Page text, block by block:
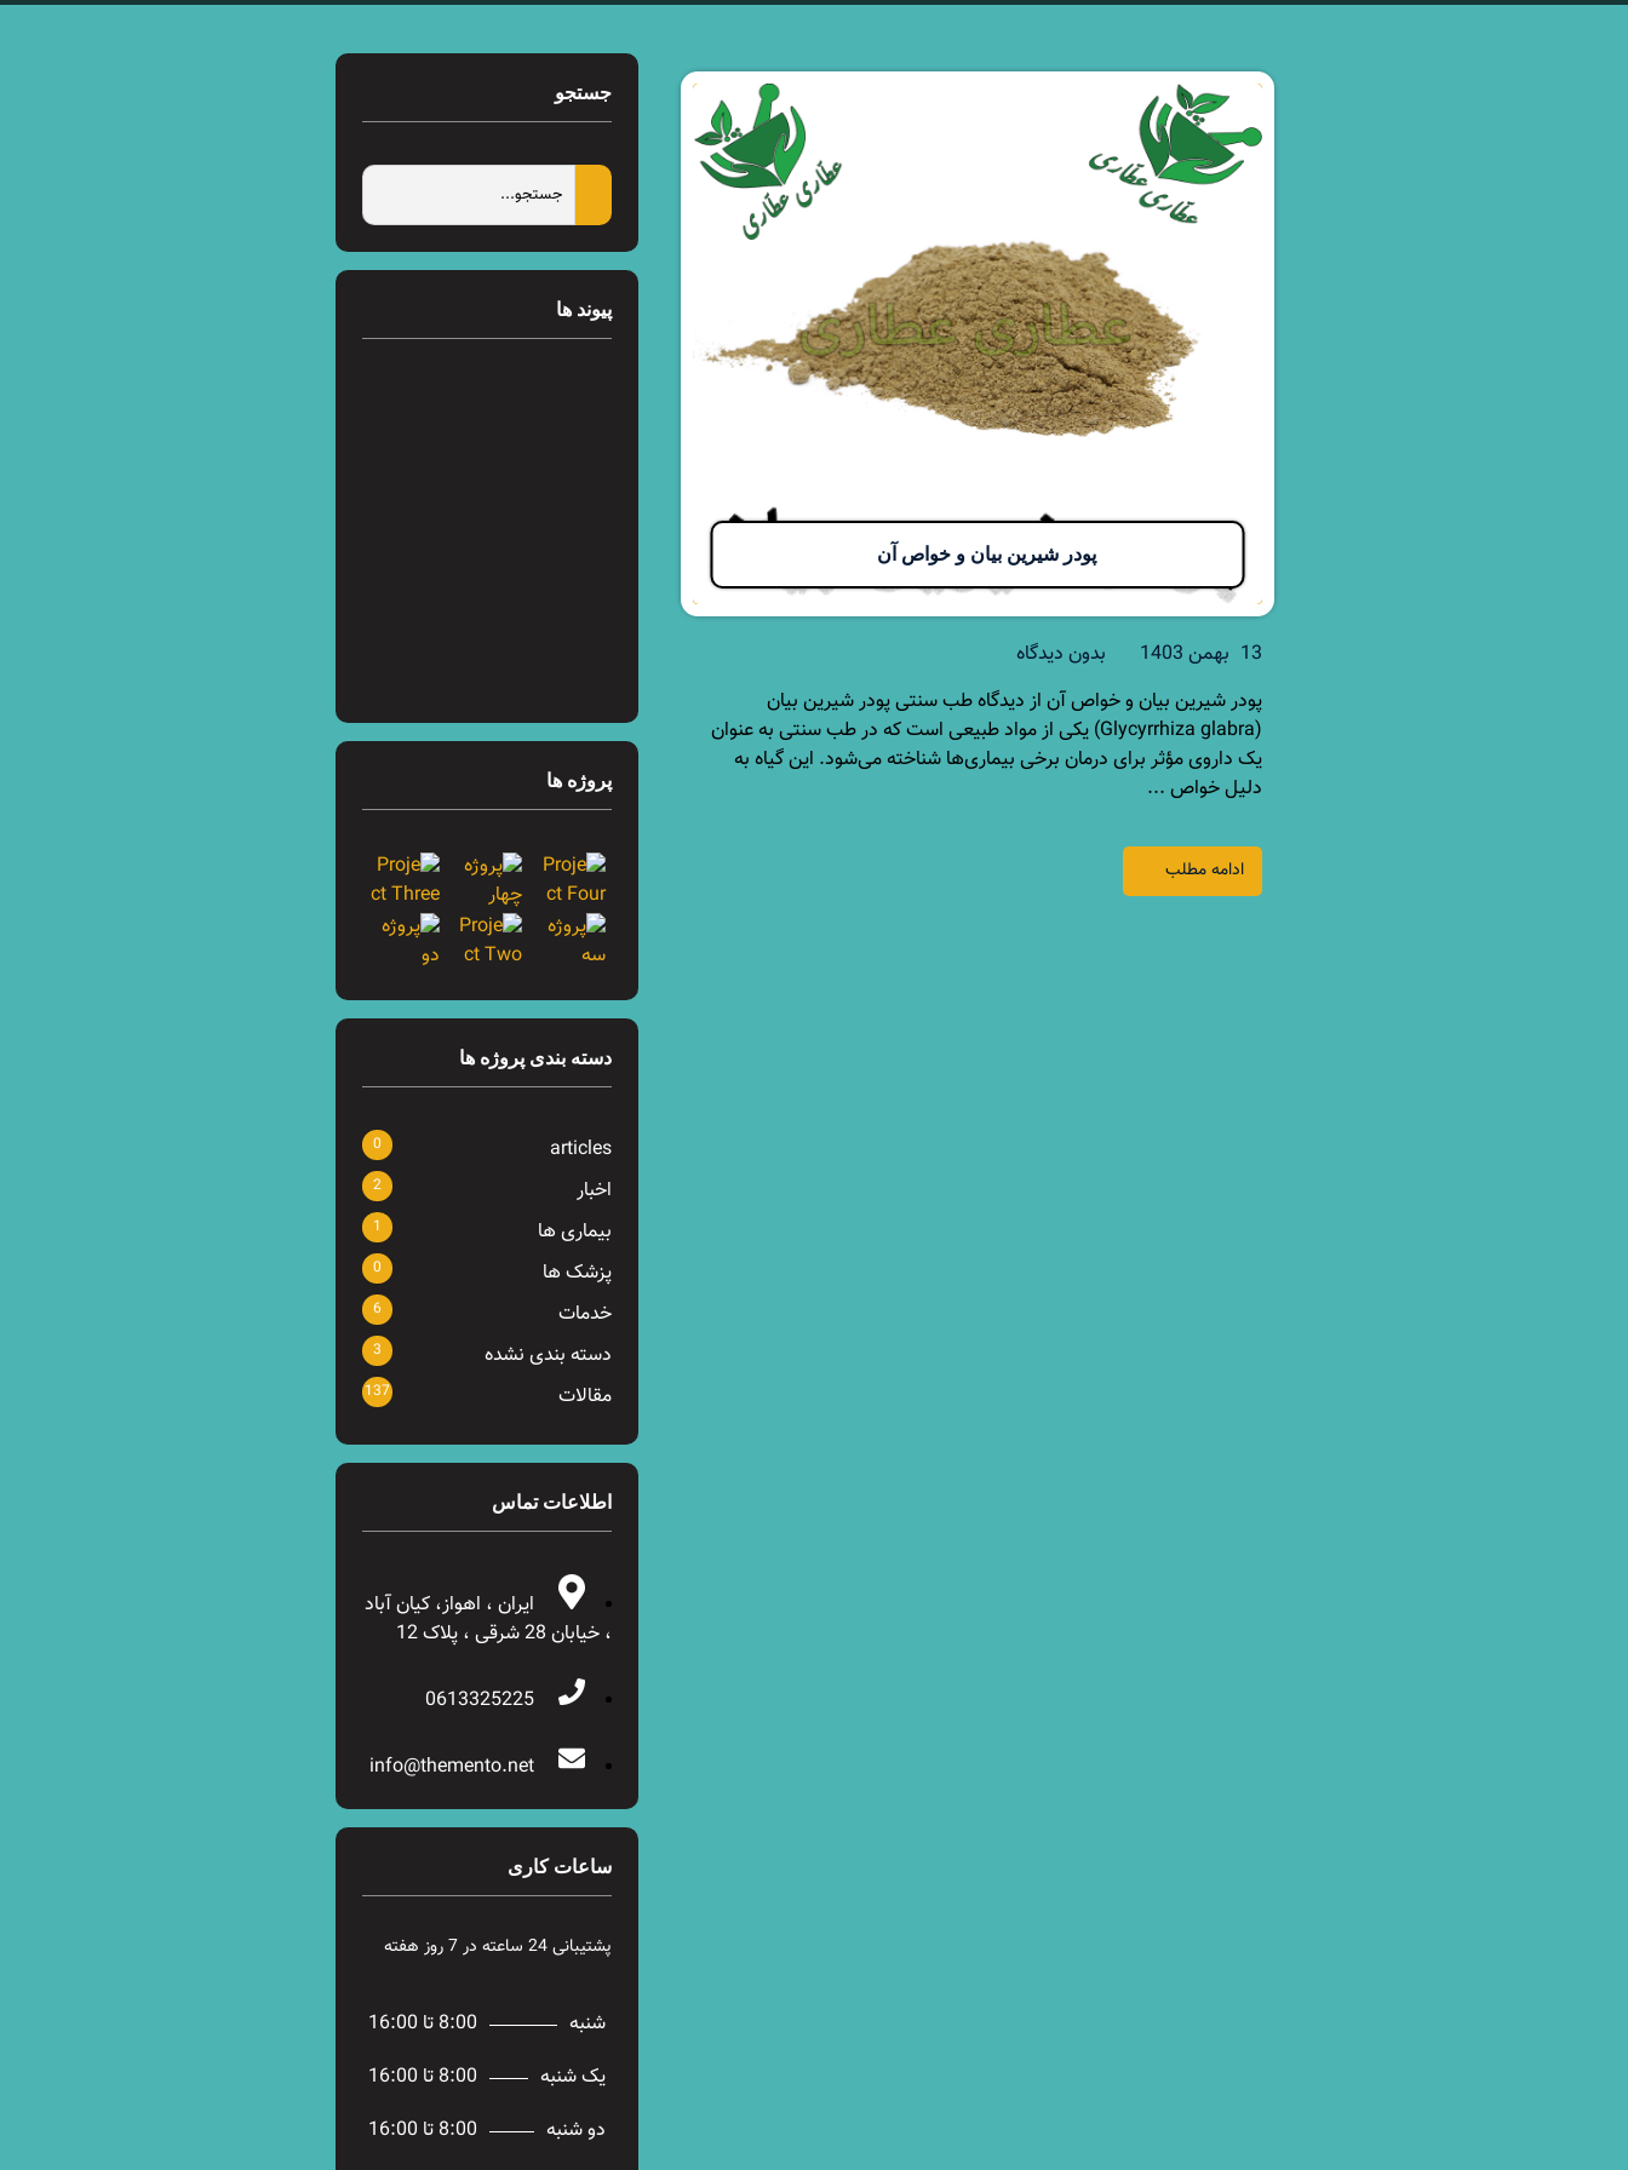
پودر شیرین بیان و خواص آن
13 بهمن 1403
بدون دیدگاه
پودر شیرین بیان و خواص آن از دیدگاه طب سنتی پودر شیرین بیان
(Glycyrrhiza glabra) یکی از مواد طبیعی است که در طب سنتی به عنوان
یک داروی مؤثر برای درمان برخی بیماری‌ها شناخته می‌شود. این گیاه به
دلیل خواص ...
ادامه مطلب
جستجو
پیوند ها
پروژه ها
دسته بندی پروژه ها
articles
0
اخبار 2
بیماری ها 1
پزشک ها 0
خدمات 6
دسته بندی نشده 3
مقالات 137
اطلاعات تماس
ایران ، اهواز، کیان آباد
، خیابان 28 شرقی ، پلاک 12
0613325225
info@themento.net
ساعات کاری
پشتیبانی 24 ساعته در 7 روز هفته
شنبه
8:00 تا 16:00
یک شنبه
8:00 تا 16:00
دو شنبه
8:00 تا 16:00